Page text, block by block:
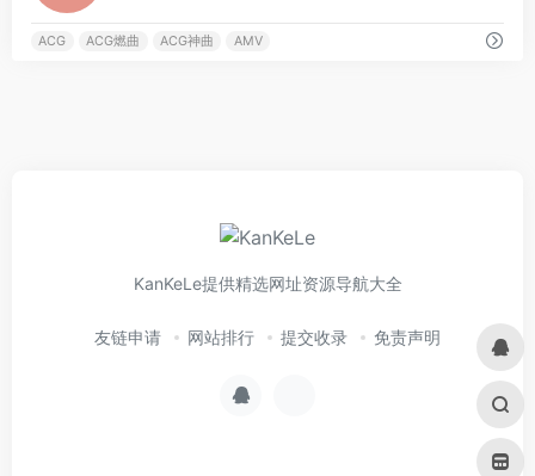
ACG ACG燃曲 ACG神曲 AMV
KanKeLe提供精选网址资源导航大全
友链申请 网站排行 提交收录 免责声明